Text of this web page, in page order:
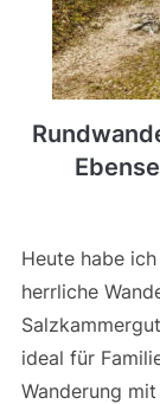
Heute habe
herrliche
ideal für
Wanderung